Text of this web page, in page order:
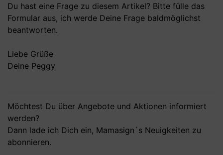
Du hast eine Frage zu diesem Artikel? Bitte fülle das
Formular aus, ich werde Deine Frage baldmöglichst
beantworten.
Liebe Grüße
Deine Peggy
Möchtest Du über Angebote und Aktionen informiert
werden?
Dann lade ich Dich ein, Mamasign´s Neuigkeiten zu
abonnieren.